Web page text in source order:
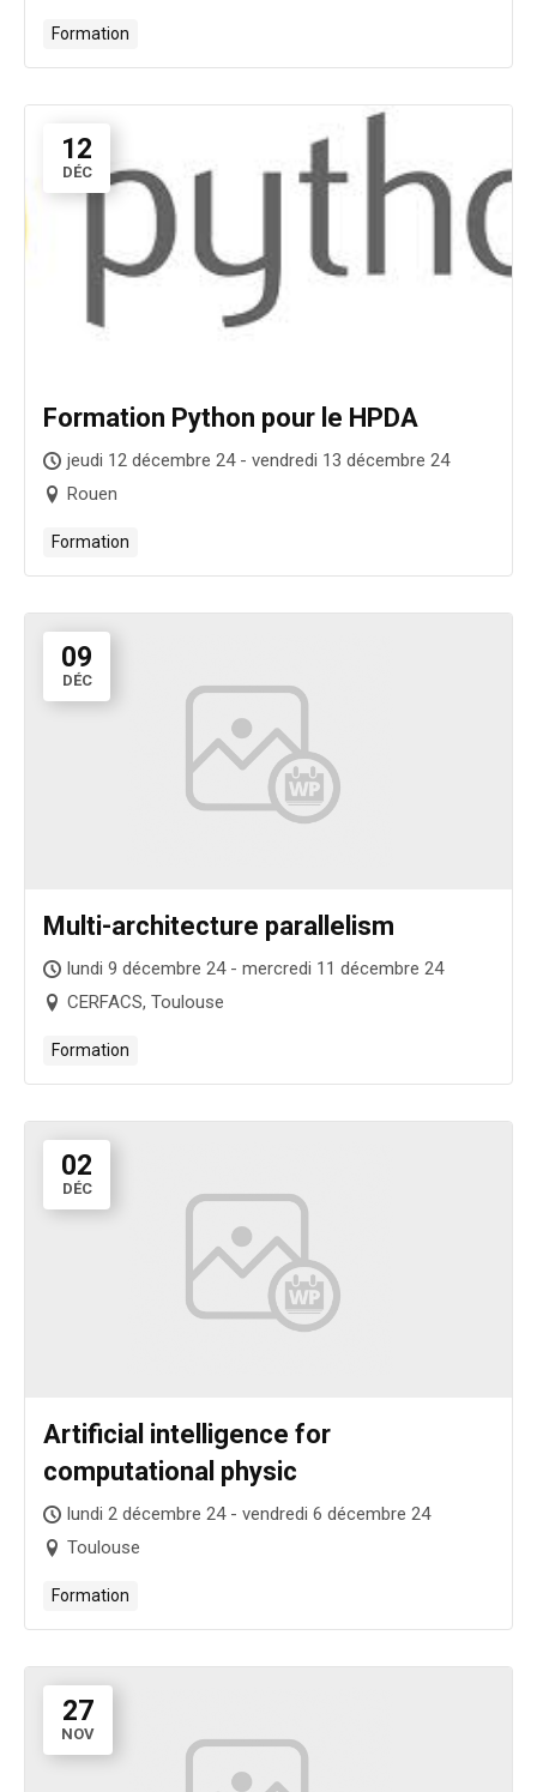
Formation
12
DÉC
Formation Python pour le HPDA
jeudi 12 décembre 24 - vendredi 13 décembre 24
Rouen
Formation
09
DÉC
Multi-architecture parallelism
lundi 9 décembre 24 - mercredi 11 décembre 24
CERFACS, Toulouse
Formation
02
DÉC
Artificial intelligence for
computational physic
lundi 2 décembre 24 - vendredi 6 décembre 24
Toulouse
Formation
27
NOV